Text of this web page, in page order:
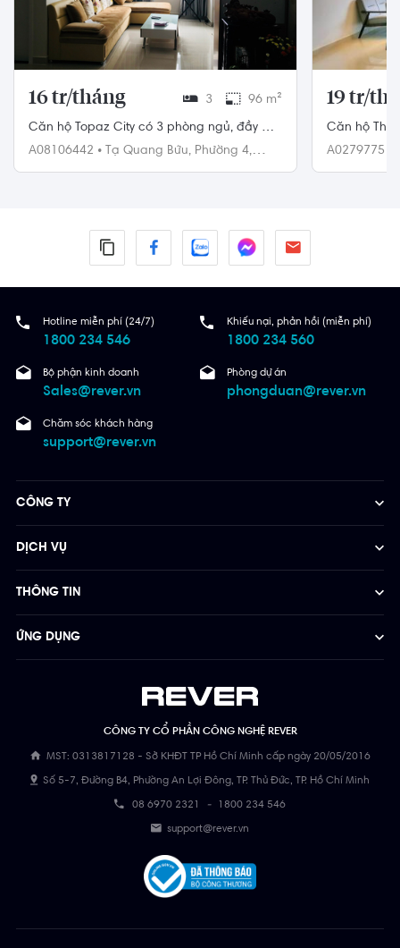
16 tr/tháng 3 96 m²
Căn hộ Topaz City có 3 phòng ngủ, đầy đủ
nội thất.
A08106442 • Tạ Quang Bửu, Phường 4,
19 tr/
Căn hộ The
đón gió và
A0279775
Hotline miễn phí (24/7)
1800 234 546
Khiếu nại, phản hồi (miễn phí)
1800 234 560
Bộ phận kinh doanh
Sales@rever.vn
Phòng dự án
phongduan@rever.vn
Chăm sóc khách hàng
support@rever.vn
CÔNG TY CỔ PHẦN CÔNG NGHỆ REVER
MST: 0313817128 - Sở KHĐT TP Hồ Chí Minh cấp ngày 20/05/2016
Số 5-7, Đường B4, Phường An Lợi Đông, TP. Thủ Đức, TP. Hồ Chí Minh
08 6970 2321 - 1800 234 546
support@rever.vn
CÔNG TY
DỊCH VỤ
THÔNG TIN
ỨNG DỤNG